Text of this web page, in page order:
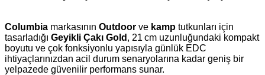
Columbia markasının Outdoor ve kamp tutkunları için
tasarladığı Geyikli Çakı Gold , 21 cm uzunluğundaki kompakt
boyutu ve çok fonksiyonlu yapısıyla günlük EDC
ihtiyaçlarınızdan acil durum senaryolarına kadar geniş bir
yelpazede güvenilir performans sunar.